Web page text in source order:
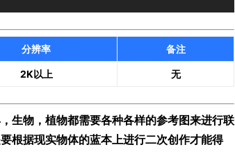
分辨率 备注
2K以上 无
生物，植物都需要各种各样的参考图来进行联
根据现实物体的蓝本上进行二次创作才能得